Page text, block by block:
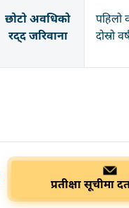
छोटो अवधिको
रद्द जरिवाना
पहिलो
दोस्रो
प्रतीक्षा सूचीमा